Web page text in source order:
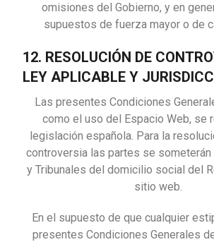
omisiones del Gobierno, y en
supuestos de fuerza mayor o de
12. RESOLUCIÓN DE
LEY APLICABLE Y
Las presentes Condiciones
como el uso del Espacio Web, se
legislación española. Para la
controversia las partes se
y Tribunales del domicilio social del
sitio web.
En el supuesto de que cualquier
presentes Condiciones Generales